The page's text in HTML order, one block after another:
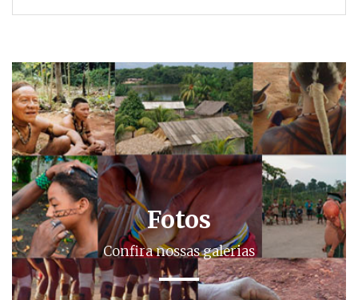
Fotos
Confira nossas galerias